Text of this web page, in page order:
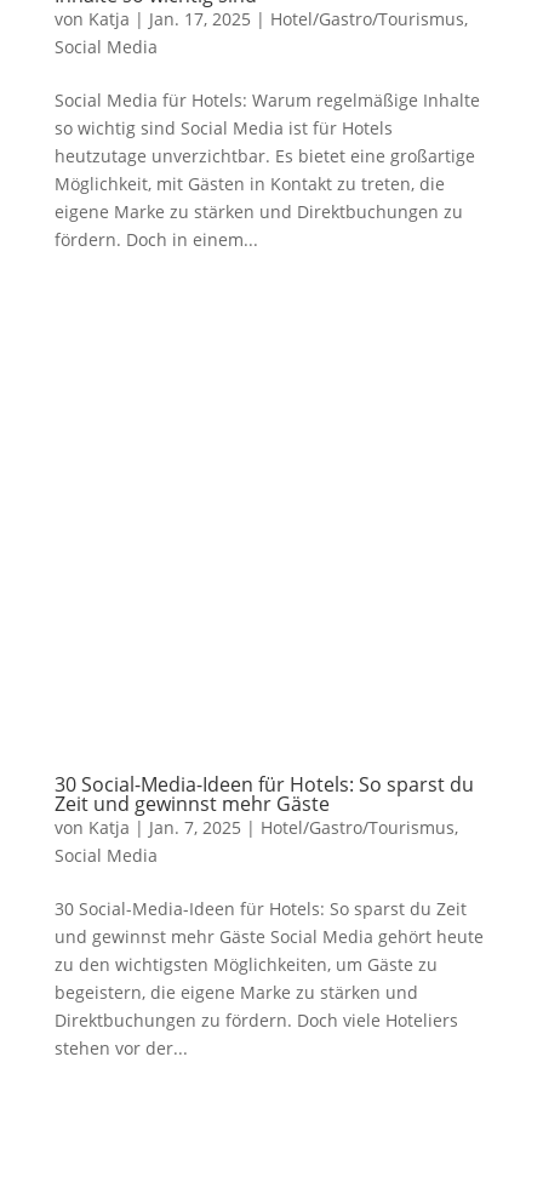
von Katja | Jan. 17, 2025 | Hotel/Gastro/Tourismus,
Social Media
Social Media für Hotels: Warum regelmäßige Inhalte
so wichtig sind Social Media ist für Hotels
heutzutage unverzichtbar. Es bietet eine großartige
Möglichkeit, mit Gästen in Kontakt zu treten, die
eigene Marke zu stärken und Direktbuchungen zu
fördern. Doch in einem...
30 Social-Media-Ideen für Hotels: So sparst du
Zeit und gewinnst mehr Gäste
von Katja | Jan. 7, 2025 | Hotel/Gastro/Tourismus,
Social Media
30 Social-Media-Ideen für Hotels: So sparst du Zeit
und gewinnst mehr Gäste Social Media gehört heute
zu den wichtigsten Möglichkeiten, um Gäste zu
begeistern, die eigene Marke zu stärken und
Direktbuchungen zu fördern. Doch viele Hoteliers
stehen vor der...